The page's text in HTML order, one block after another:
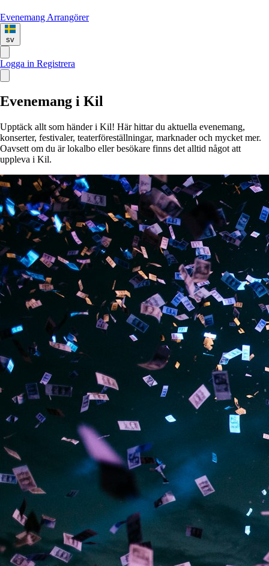
Evenemang Arrangörer
sv
Logga in Registrera
Evenemang i Kil
Upptäck allt som händer i Kil! Här hittar du aktuella evenemang,
konserter, festivaler, teaterföreställningar, marknader och mycket mer.
Oavsett om du är lokalbo eller besökare finns det alltid något att
uppleva i Kil.